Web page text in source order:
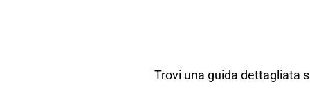
Trovi una guida dettagliata